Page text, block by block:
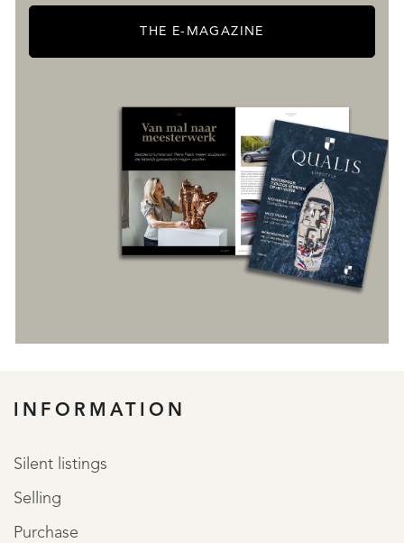
THE E-MAGAZINE
INFORMATION
Silent listings
Selling
Purchase